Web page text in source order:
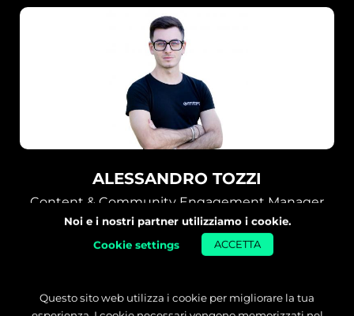
ALESSANDRO TOZZI
Content & Community Engagement Manager
LEGGI LA SUA STORIA
Noi e i nostri partner utilizziamo i cookie.
Cookie settings
ACCETTA
Questo sito web utilizza i cookie per migliorare la tua